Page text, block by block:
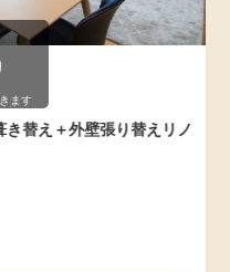
替え＋外壁張り替えリノ
ます